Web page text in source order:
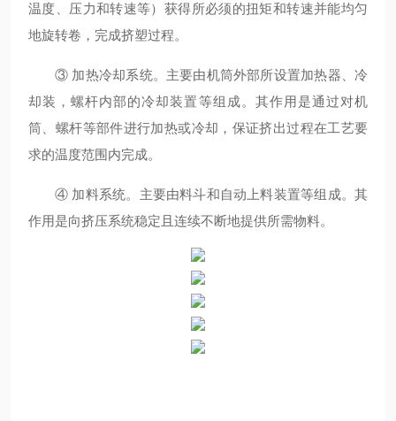
温度、压力和转速等）获得所必须的扭矩和转速并能均匀
地旋转卷，完成挤塑过程。
③ 加热冷却系统。主要由机筒外部所设置加热器、冷
却装，螺杆内部的冷却装置等组成。其作用是通过对机
筒、螺杆等部件进行加热或冷却，保证挤出过程在工艺要
求的温度范围内完成。
④ 加料系统。主要由料斗和自动上料装置等组成。其
作用是向挤压系统稳定且连续不断地提供所需物料。